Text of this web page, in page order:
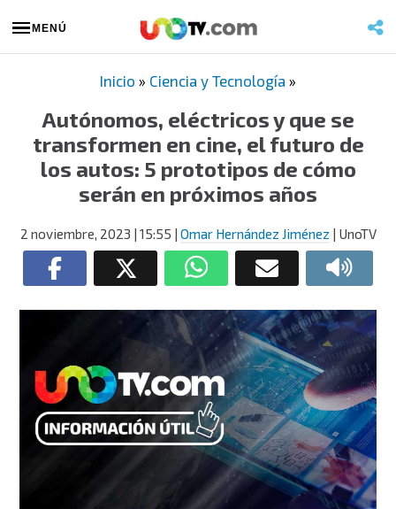
MENÚ
Inicio » Ciencia y Tecnología »
Autónomos, eléctricos y que se
transformen en cine, el futuro de
los autos: 5 prototipos de cómo
serán en próximos años
2 noviembre, 2023 | 15:55 | Omar Hernández Jiménez | UnoTV